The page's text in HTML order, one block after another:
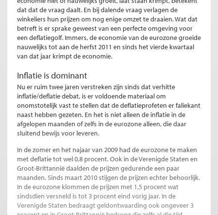
dat dat de vraag daalt. En bij dalende vraag verlagen de
winkeliers hun prijzen om nog enige omzet te draaien. Wat dat
betreft is er sprake geweest van een perfecte omgeving voor
een deflatiegolf. Immers, de economie van de eurozone groeide
nauwelijks tot aan de herfst 2011 en sinds het vierde kwartaal
van dat jaar krimpt de economie.
Inflatie is dominant
Nu er ruim twee jaren verstreken zijn sinds dat verhitte
inflatie/deflatie debat, is er voldoende materiaal om
onomstotelijk vast te stellen dat de deflatieprofeten er faliekant
naast hebben gezeten. En het is niet alleen de inflatie in de
afgelopen maanden of zelfs in de eurozone alleen, die daar
sluitend bewijs voor leveren.
In de zomer en het najaar van 2009 had de eurozone te maken
met deflatie tot wel 0,8 procent. Ook in de Verenigde Staten en
Groot-Brittannië daalden de prijzen gedurende een paar
maanden. Sinds maart 2010 stijgen de prijzen echter behoorlijk.
In de eurozone klommen de prijzen met 1,5 procent wat
sindsdien versneld is tot 3 procent eind vorig jaar. In de
Verenigde Staten bedraagt geldontwaarding ook ongeveer 3